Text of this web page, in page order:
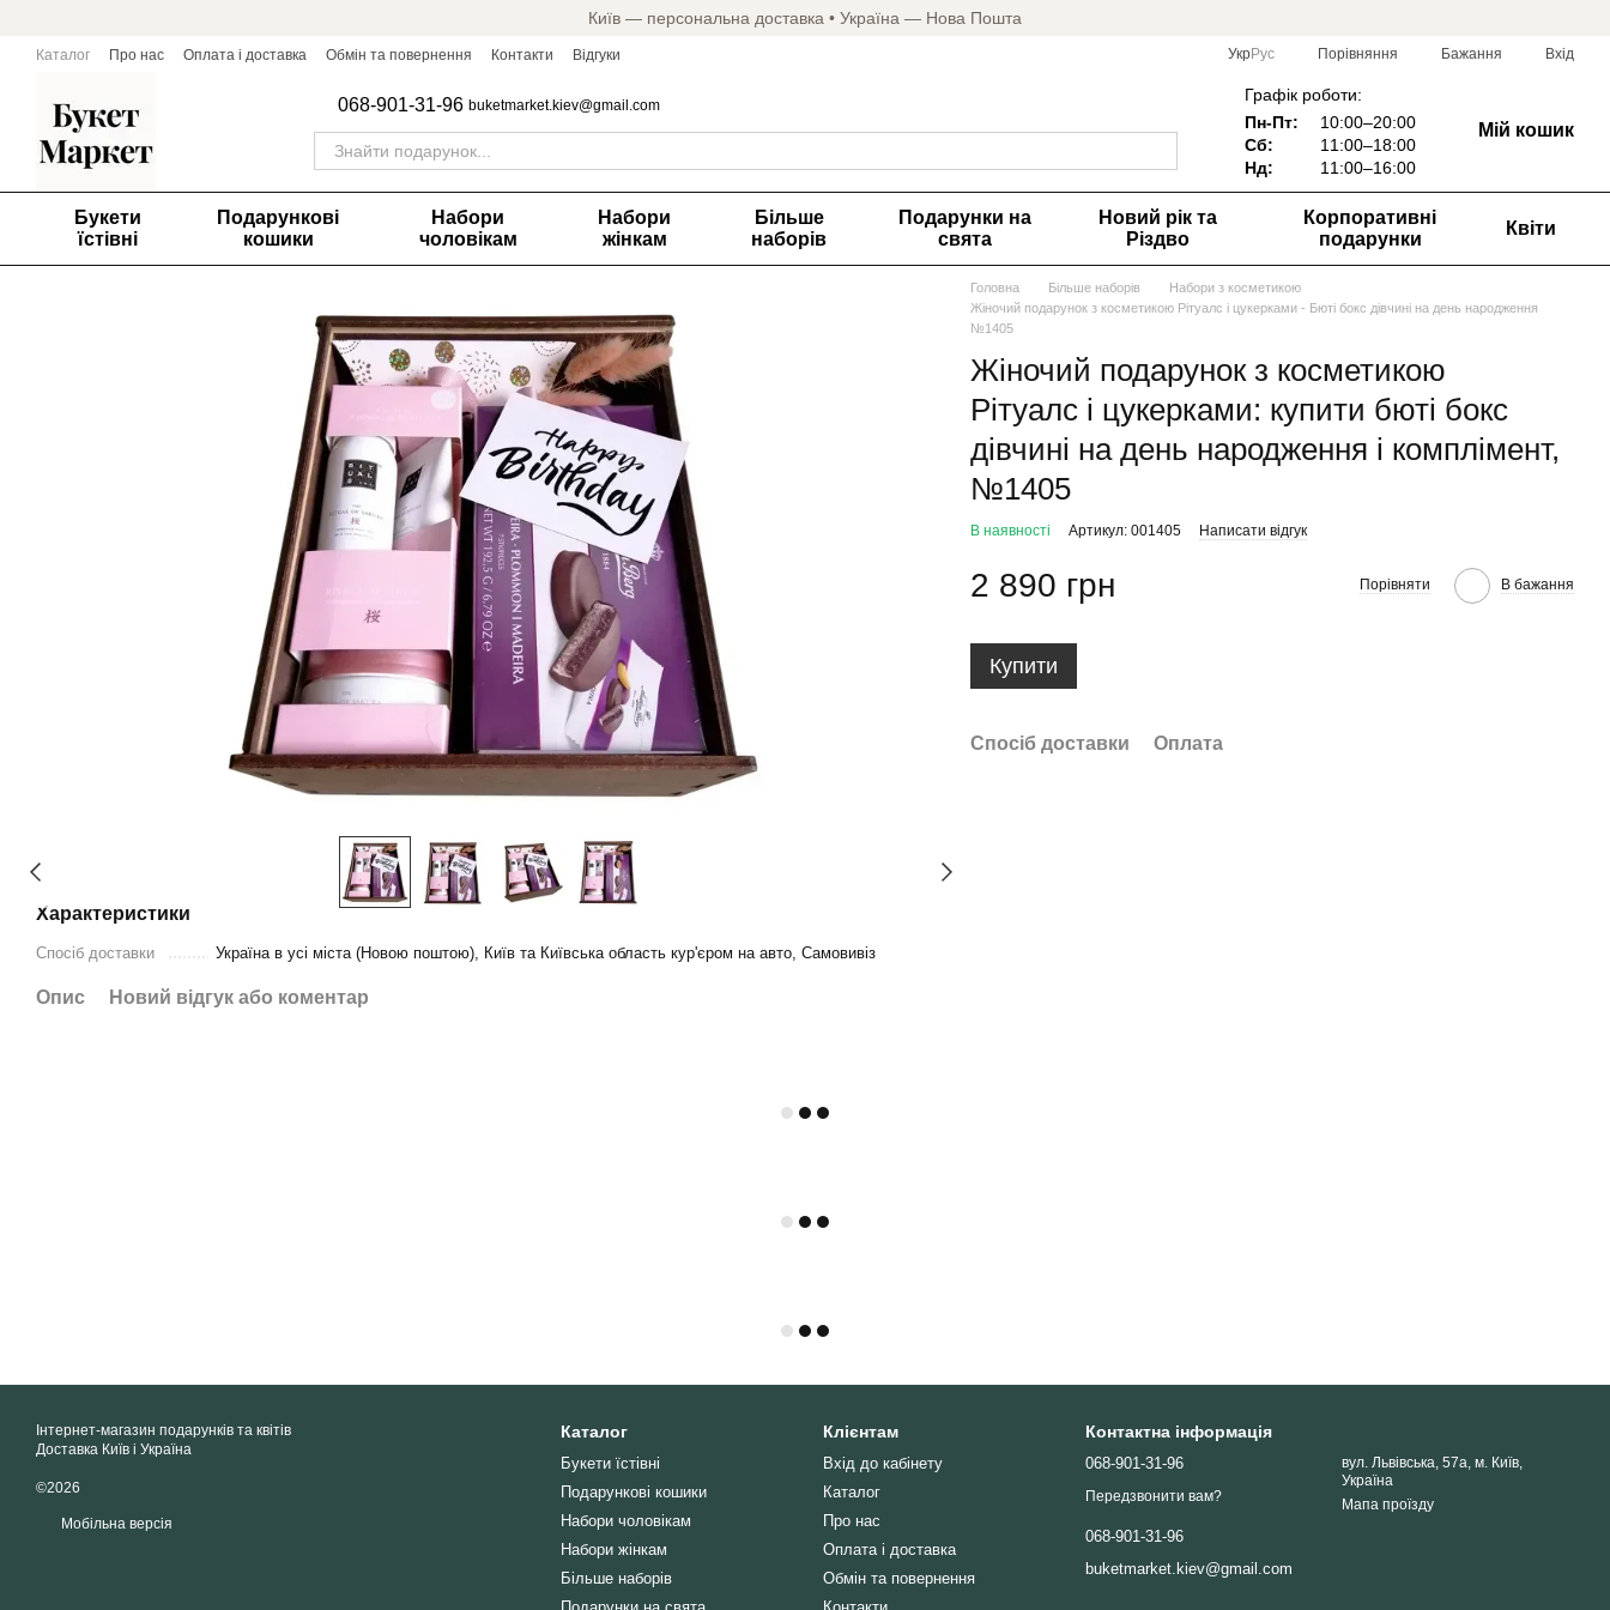
Київ — персональна доставка • Україна — Нова Пошта
Каталог Про нас Оплата і доставка Обмін та повернення Контакти Відгуки УкрРус Порівняння Бажання Вхід
068-901-31-96 buketmarket.kiev@gmail.com
Графік роботи:
Пн-Пт:
10:00–20:00
Сб:
11:00–18:00
Нд:
1 1:00–16:00
Мій кошик
Букети
їстівні
Подарункові
кошики
Набори
чоловікам
Набори
жінкам
Більше
наборів
Подарунки на
свята
Новий рік та
Різдво
Корпоративні
подарунки
Квіти
Характеристики
Спосіб доставки Україна в усі міста (Новою поштою), Київ та Київська область кур'єром на авто, Самовивіз
Головна Більше наборів
Набори з косметикою
Жіночий подарунок з косметикою Рітуалс і цукерками - Бюті бокс дівчині на день народження
№1405
Жіночий подарунок з косметикою
Рітуалс і цукерками: купити бюті бокс
дівчині на день народження і комплімент,
№1405
В наявності Артикул: 001405 Написати відгук
2 890 грн Порівняти В бажання
Купити
Спосіб доставки Оплата
Опис Новий відгук або коментар
Інтернет-магазин подарунків та квітів
Доставка Київ і Україна
©2026
Мобільна версія
Каталог
Букети їстівні
Подарункові кошики
Набори чоловікам
Набори жінкам
Більше наборів
Клієнтам
Вхід до кабінету
Каталог
Про нас
Оплата і доставка
Обмін та повернення
Контактна інформація
068-901-31-96
Передзвонити вам?
068-901-31-96
buketmarket.kiev@gmail.com
вул. Львівська, 57а, м. Київ,
Україна
Мапа проїзду